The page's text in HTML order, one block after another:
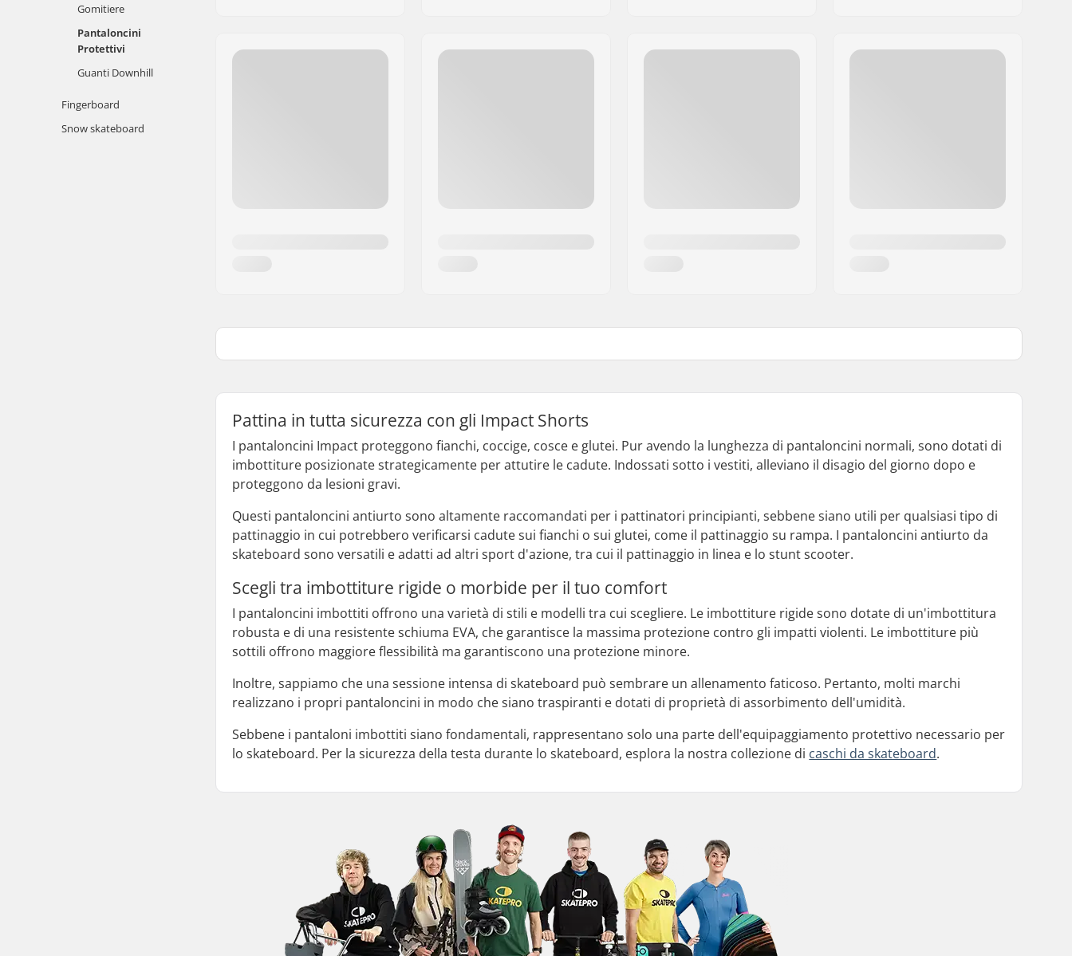
Gomitiere
Pantaloncini
Protettivi
Guanti Downhill
Fingerboard
Snow skateboard
Pattina in tutta sicurezza con gli Impact Shorts
I pantaloncini Impact proteggono fianchi, coccige, cosce e glutei. Pur avendo la lunghezza di pantaloncini normali, sono dotati di
imbottiture posizionate strategicamente per attutire le cadute. Indossati sotto i vestiti, alleviano il disagio del giorno dopo e
proteggono da lesioni gravi.
Questi pantaloncini antiurto sono altamente raccomandati per i pattinatori principianti, sebbene siano utili per qualsiasi tipo di
pattinaggio in cui potrebbero verificarsi cadute sui fianchi o sui glutei, come il pattinaggio su rampa. I pantaloncini antiurto da
skateboard sono versatili e adatti ad altri sport d'azione, tra cui il pattinaggio in linea e lo stunt scooter.
Scegli tra imbottiture rigide o morbide per il tuo comfort
I pantaloncini imbottiti offrono una varietà di stili e modelli tra cui scegliere. Le imbottiture rigide sono dotate di un'imbottitura
robusta e di una resistente schiuma EVA, che garantisce la massima protezione contro gli impatti violenti. Le imbottiture più
sottili offrono maggiore flessibilità ma garantiscono una protezione minore.
Inoltre, sappiamo che una sessione intensa di skateboard può sembrare un allenamento faticoso. Pertanto, molti marchi
realizzano i propri pantaloncini in modo che siano traspiranti e dotati di proprietà di assorbimento dell'umidità.
Sebbene i pantaloni imbottiti siano fondamentali, rappresentano solo una parte dell'equipaggiamento protettivo necessario per
lo skateboard. Per la sicurezza della testa durante lo skateboard, esplora la nostra collezione di caschi da skateboard.